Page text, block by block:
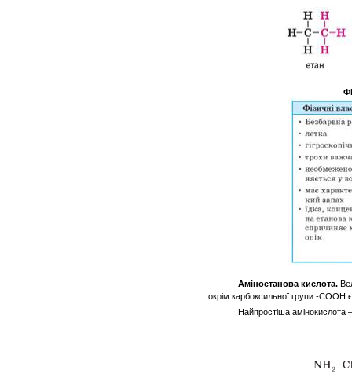
Аміноетанова кислота.
окрім карбоксильної групи -СООН
Найпростіша амінокислота